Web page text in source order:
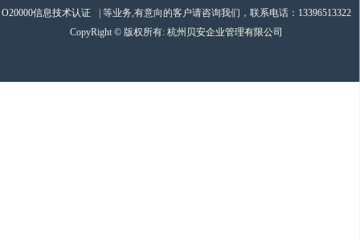
O20000信息技术认证
| 等业务,有意向的客户请咨询我们，联系电话： 13396513322
CopyRight © 版权所有: 杭州贝安企业管理有限公司